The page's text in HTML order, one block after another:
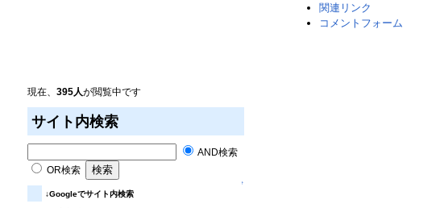
現在、 395人が閲覧中です
サイト内検索
AND検索
OR検索
↑
↓Googleでサイト内検索
関連リンク
コメントフォーム